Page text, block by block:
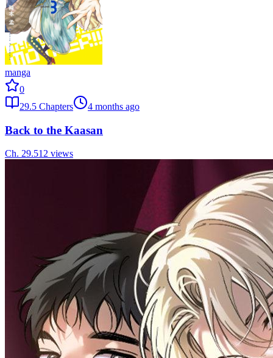
manga
0
29.5 Chapters 4 months ago
Back to the Kaasan
Ch. 29.512 views